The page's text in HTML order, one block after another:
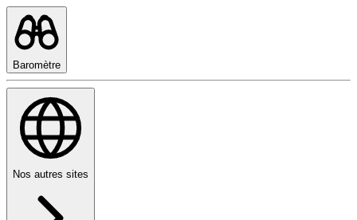
Baromètre
Nos autres sites